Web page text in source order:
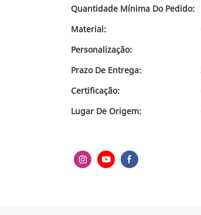
Quantidade Mínima Do Pedido:
Material:
Personalização:
Prazo De Entrega:
Certificação:
Lugar De Origem: